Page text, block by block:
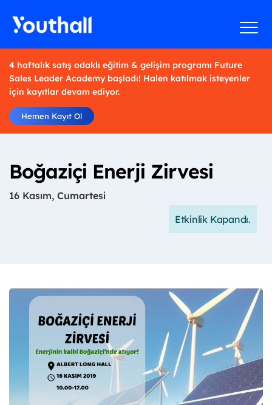
4 haftalık satış odaklı eğitim & gelişim programı Future
Sales Leader Academy başladı! Halen katılmak isteyenler
için kayıtlar devam ediyor.
Hemen Kayıt Ol
Boğaziçi Enerji Zirvesi
16 Kasım, Cumartesi
Etkinlik Kapandı.